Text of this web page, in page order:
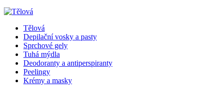
Tělová
Depilační vosky a pasty
Sprchové gely
Tuhá mýdla
Deodoranty a antiperspiranty
Peelingy
Krémy a masky